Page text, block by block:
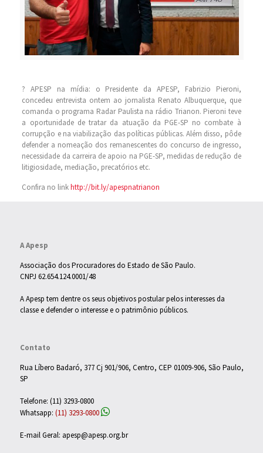
? APESP na mídia: o Presidente da APESP, Fabrizio Pieroni,
concedeu entrevista ontem ao jornalista Renato Albuquerque, que
comanda o programa Radar Paulista na rádio Trianon. Pieroni teve
a oportunidade de tratar da atuação da PGE-SP no combate à
corrupção e na viabilização das políticas públicas. Além disso, pôde
defender a nomeação dos remanescentes do concurso de ingresso,
necessidade da carreira de apoio na PGE-SP, medidas de redução de
litigiosidade, mediação, precatórios etc.
Confira no linkhttp://bit.ly/apespnatrianon
A Apesp
Associação dos Procuradores do Estado de São Paulo.
CNPJ 62.654.124.0001/48
A Apesp tem dentre os seus objetivos postular pelos interesses da
classe e defender o interesse e o patrimônio públicos.
Contato
Rua Líbero Badaró, 377 Cj 901/906, Centro, CEP 01009-906, São Paulo,
SP
Telefone: (11) 3293-0800
Whatsapp: (11) 3293-0800
E-mail Geral: apesp@apesp.org.br